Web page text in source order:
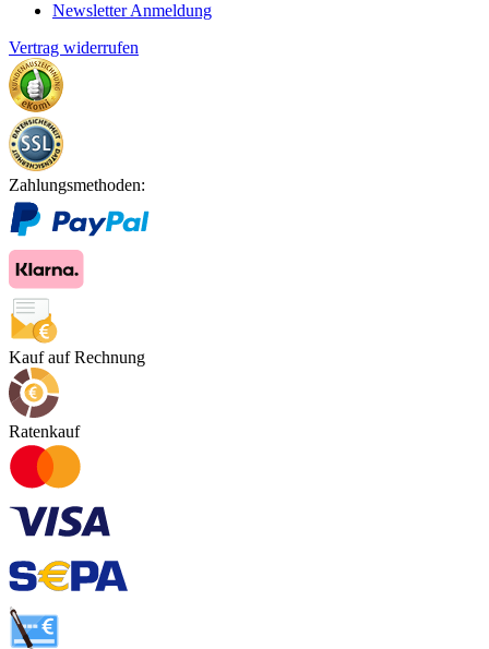
Newsletter Anmeldung
Vertrag widerrufen
Zahlungsmethoden:
Kauf auf Rechnung
Ratenkauf